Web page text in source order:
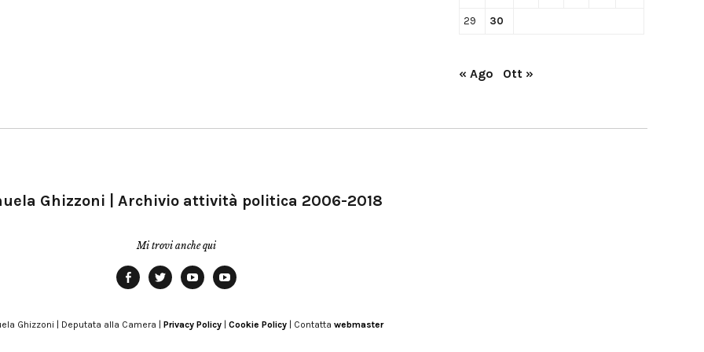
29 30
« Ago Ott »
Ghizzoni | Archivio attività politica 2006-2018
Mi trovi anche qui
Modena
Ghizzoni | Deputata alla Camera | Privacy Policy Cookie Policy | Contatta webmaster